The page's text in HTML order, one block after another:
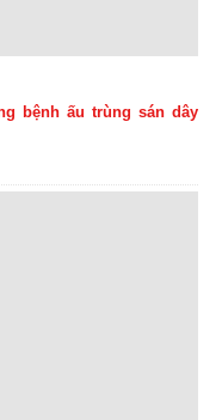
bệnh ấu trùng sán dây